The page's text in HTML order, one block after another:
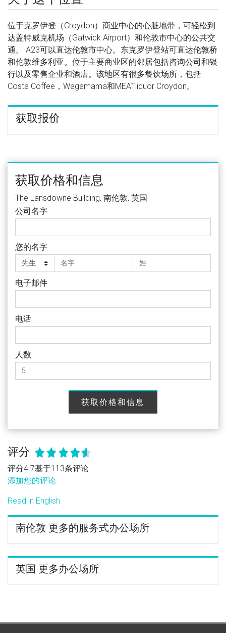
位于克罗伊登（Croydon）商业中心的心脏地带，可轻松到
达盖特威克机场（Gatwick Airport）和伦敦市中心的公共交
通。 A23可以直达伦敦市中心。东克罗伊登站可直达伦敦桥
和伦敦维多利亚。位于主要商业区的邻居包括咨询公司和银
行以及零售企业和酒店。该地区有很多餐饮场所，包括
Costa Coffee，Wagamama和MEATliquor Croydon。
获取报价
获取价格和信息
The Lansdowne Building, 南伦敦, 英国
公司名字
您的名字
电子邮件
电话
人数
获取价格和信息
评分:
评分4.7基于113条评论
添加您的评论
Read in English
南伦敦 更多的服务式办公场所
英国 更多办公场所